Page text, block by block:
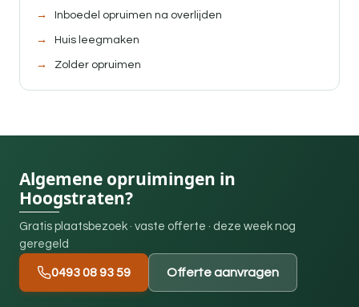
Inboedel opruimen na overlijden
Huis leegmaken
Zolder opruimen
Algemene opruimingen in
Hoogstraten?
Gratis plaatsbezoek · vaste offerte · deze week nog
geregeld
0493 08 93 59 Offerte aanvragen